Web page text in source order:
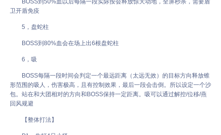
BOSS到50%血以后每隔一段实际按会释放惊天动地，全屏秒杀，需要盾
卫开盾免疫
5，盘蛇柱
BOSS到80%血会在场上出6根盘蛇柱
6，吸
BOSS每隔一段时间会判定一个最远距离（太远无效）的目标方向释放锥
形范围的吸人，伤害极高，且有控制效果，最后一段会击倒。所以设定一个沙
包。站在和大团相对的方向和BOSS保持一定距离。吸可以通过解控/位移/燕
回风规避
【整体打法】